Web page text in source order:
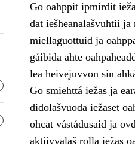
Go oahppit ipmirdit
dat iešheanalašvuhtii
miellaguottuid ja
gáibida ahte
lea heivejuvvon sin
Go smiehttá iežas ja
diđolašvuođa iežaset
ohcat vástádusaid ja
aktiivvalaš rolla iežas